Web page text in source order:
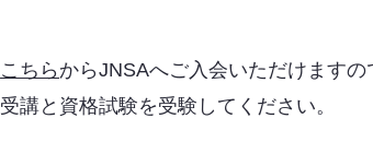
こちら からJNSAへご入会いただけます
受講と資格試験を受験してください。